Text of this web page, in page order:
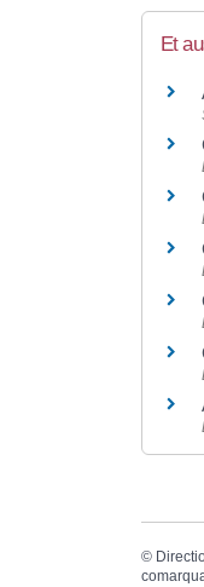
Et
©